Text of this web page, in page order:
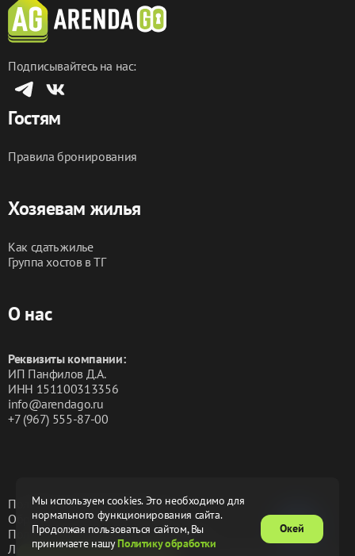
Мы используем cookies. Это необходимо для
нормального функционирования сайта.
Продолжая пользоваться сайтом, Вы
принимаете нашуПолитику обработки
Окей
Подписывайтесь на нас:
Гостям
Правила бронирования
Хозяевам жилья
Как сдать жилье
Группа хостов в ТГ
О нас
Реквизиты компании:
ИП Панфилов Д.А.
ИНН 151100313356
info@arendago.ru
+7 (967) 555-87-00
Политика конфиденциальности
Обработка персональных данных
Пользовательское соглашениеОферта
Лицензионное соглашение